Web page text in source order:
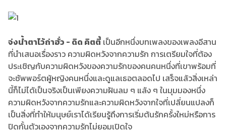
จ่งน้ำตาไว้ถ่าฮั่ว - ดิด คิตตี้ เป็นอีกหนึ่งบทเพลงของเพลงอีสาน
ที่นำเสนอเรื่องราว ความผิดหวังจากความรัก การเตรียมใจที่ต้อง
ประเชิญกับความผิดหวังของความรักของคนคนหนึ่งที่เขาพร้อมที่
จะซัพพอร์ตผู้หญิงคนหนึ่งและดูแลเธอตลอดไป เสร็จแล้วสิ่งเหล่า
นี้ก็ไม่ได้เป็นจริงเป็นเพียงความฝันลม ๆ แล้ง ๆ ในมุมมองหนึ่ง
ความผิดหวังจากความรักและความผิดหวังจากใจที่เปลี่ยนแปลงก็
เป็นสิ่งที่ทำให้มนุษย์เราได้เรียนรู้ถึงการเริ่มต้นรักครั้งใหม่หรือการ
ปิดกั้นตัวเองจากความรักไม่ยอมเปิดใจ